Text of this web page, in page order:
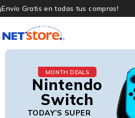
¡Envío Gratis en todas tus compras!
MONTH DEALS
Nintendo
Switch
TODAY’S SUPER